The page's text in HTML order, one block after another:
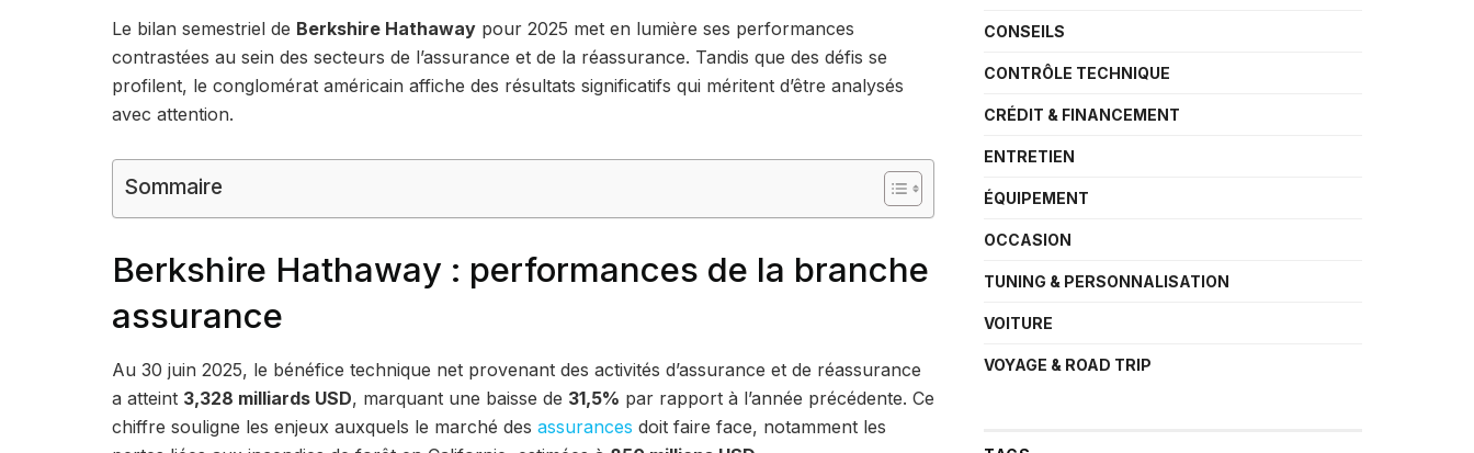
Le bilan semestriel de Berkshire Hathaway pour 2025 met en lumière ses performances
contrastées au sein des secteurs de l’assurance et de la réassurance. Tandis que des défis se
profilent, le conglomérat américain affiche des résultats significatifs qui méritent d’être analysés
avec attention.
Sommaire
Berkshire Hathaway : performances de la branche
assurance
Au 30 juin 2025, le bénéfice technique net provenant des activités d’assurance et de réassurance
a atteint 3,328 milliards USD, marquant une baisse de 31,5% par rapport à l’année précédente. Ce
chiffre souligne les enjeux auxquels le marché des assurances doit faire face, notamment les
CONSEILS
CONTRÔLE TECHNIQUE
CRÉDIT & FINANCEMENT
ENTRETIEN
ÉQUIPEMENT
OCCASION
TUNING & PERSONNALISATION
VOITURE
VOYAGE & ROAD TRIP